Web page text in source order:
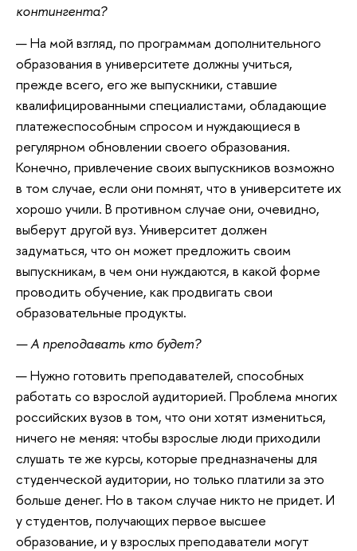
контингента?
— На мой взгляд, по программам дополнительного
образования в университете должны учиться,
прежде всего, его же выпускники, ставшие
квалифицированными специалистами, обладающие
платежеспособным спросом и нуждающиеся в
регулярном обновлении своего образования.
Конечно, привлечение своих выпускников возможно
в том случае, если они помнят, что в университете их
хорошо учили. В противном случае они, очевидно,
выберут другой вуз. Университет должен
задуматься, что он может предложить своим
выпускникам, в чем они нуждаются, в какой форме
проводить обучение, как продвигать свои
образовательные продукты.
— А преподавать кто будет?
— Нужно готовить преподавателей, способных
работать со взрослой аудиторией. Проблема многих
российских вузов в том, что они хотят измениться,
ничего не меняя: чтобы взрослые люди приходили
слушать те же курсы, которые предназначены для
студенческой аудитории, но только платили за это
больше денег. Но в таком случае никто не придет. И
у студентов, получающих первое высшее
образование, и у взрослых преподаватели могут